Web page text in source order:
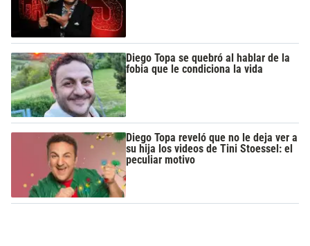
Diego Topa se quebró al hablar de la
fobia que le condiciona la vida
Diego Topa reveló que no le deja ver a
su hija los videos de Tini Stoessel: el
peculiar motivo